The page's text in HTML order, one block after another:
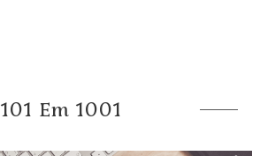
101 Em 1001